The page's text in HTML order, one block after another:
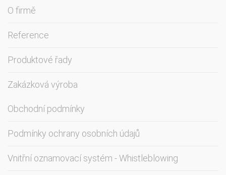
O firmě
Reference
Produktové řady
Zakázková výroba
Obchodní podmínky
Podmínky ochrany osobních údajů
Vnitřní oznamovací systém - Whistleblowing